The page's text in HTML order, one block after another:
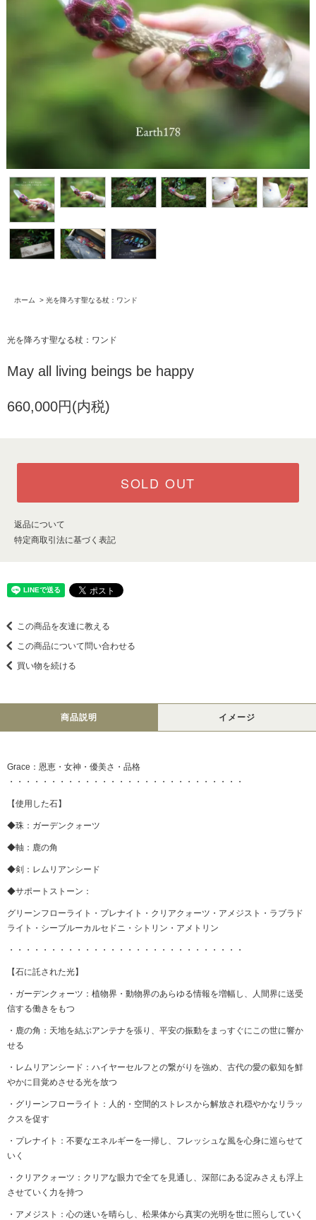
ホーム > 光を降ろす聖なる杖：ワンド
光を降ろす聖なる杖：ワンド
May all living beings be happy
660,000円(内税)
SOLD OUT
返品について
特定商取引法に基づく表記
この商品を友達に教える
この商品について問い合わせる
買い物を続ける
商品説明 イメージ
Grace：恩恵・女神・優美さ・品格
・・・・・・・・・・・・・・・・・・・・・・・・・・・・
【使用した石】
◆珠：ガーデンクォーツ
◆軸：鹿の角
◆剣：レムリアンシード
◆サポートストーン：
グリーンフローライト・プレナイト・クリアクォーツ・アメジスト・ラブラド
ライト・シーブルーカルセドニ・シトリン・アメトリン
・・・・・・・・・・・・・・・・・・・・・・・・・・・・
【石に託された光】
・ガーデンクォーツ：植物界・動物界のあらゆる情報を増幅し、人間界に送受
信する働きをもつ
・鹿の角：天地を結ぶアンテナを張り、平安の振動をまっすぐにこの世に響か
せる
・レムリアンシード：ハイヤーセルフとの繋がりを強め、古代の愛の叡知を鮮
やかに目覚めさせる光を放つ
・グリーンフローライト：人的・空間的ストレスから解放され穏やかなリラッ
クスを促す
・プレナイト：不要なエネルギーを一掃し、フレッシュな風を心身に巡らせて
いく
・クリアクォーツ：クリアな眼力で全てを見通し、深部にある淀みさえも浮上
させていく力を持つ
・アメジスト：心の迷いを晴らし、松果体から真実の光明を世に照らしていく